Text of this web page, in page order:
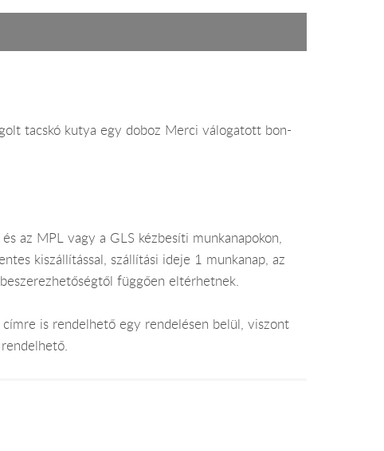
tacskó kutya egy doboz Merci válogatott bon-
az MPL vagy a GLS kézbesíti munkanapokon,
kiszállítással, szállítási ideje 1 munkanap, az
függően eltérhetnek.
is rendelhető egy rendelésen belül, viszont